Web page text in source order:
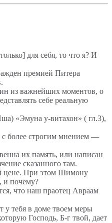
для себя, то что я? И
премией Питера
из важнейших моментов, о
себе реальную
«Эмуна у-витахон» ( гл.3),
с более строгим мнением —
их память, или написан
сказанного там.
цене. При этом Шимону
и почему?
что наш праотец Авраам
у тебя в доме твоем меры
Господь, Б-г твой, дает